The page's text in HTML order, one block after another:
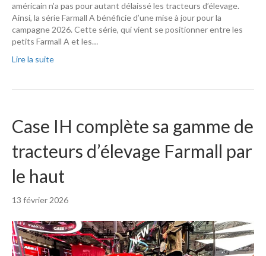
américain n’a pas pour autant délaissé les tracteurs d’élevage.
Ainsi, la série Farmall A bénéficie d’une mise à jour pour la
campagne 2026. Cette série, qui vient se positionner entre les
petits Farmall A et les…
Lire la suite
Case IH complète sa gamme de
tracteurs d’élevage Farmall par
le haut
13 février 2026